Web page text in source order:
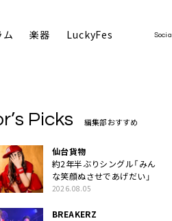
ム 楽器 LuckyFes Social
Picks 編集部おすすめ
仙台貨物
約2年半ぶりシングル「みん
な笑顔ぬさせであげだい」
2026.08.05
BREAKERZ